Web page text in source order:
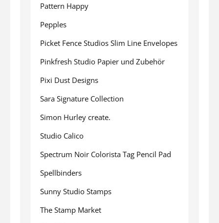
Pattern Happy
Pepples
Picket Fence Studios Slim Line Envelopes
Pinkfresh Studio Papier und Zubehör
Pixi Dust Designs
Sara Signature Collection
Simon Hurley create.
Studio Calico
Spectrum Noir Colorista Tag Pencil Pad
Spellbinders
Sunny Studio Stamps
The Stamp Market